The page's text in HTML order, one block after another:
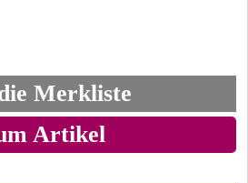
Merkliste
Artikel